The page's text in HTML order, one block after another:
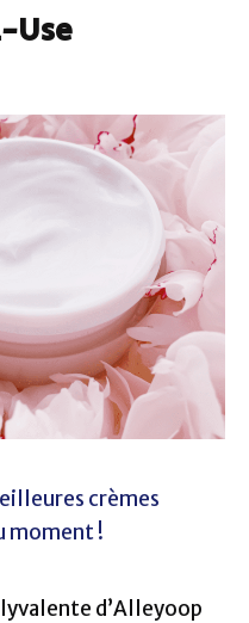
Use
crèmes
moment !
d’Alleyoop